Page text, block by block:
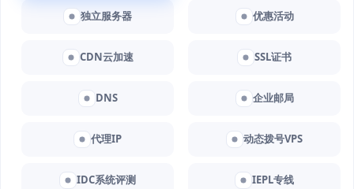
独立服务器 优惠活动
CDN云加速 SSL证书
DNS 企业邮局
代理IP 动态拨号VPS
IDC系统评测 IEPL专线